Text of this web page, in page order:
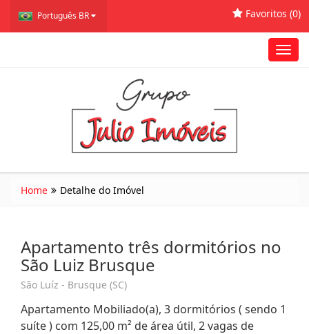
Português BR Favoritos (0)
Home Detalhe do Imóvel
Apartamento três dormitórios no
São Luiz Brusque
São Luíz - Brusque (SC)
Apartamento Mobiliado(a), 3 dormitórios ( sendo 1
suíte ) com 125,00 m² de área útil, 2 vagas de